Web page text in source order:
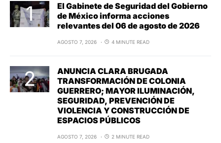
El Gabinete de Seguridad del Gobierno
de México informa acciones
relevantes del 06 de agosto de 2026
AGOSTO 7, 2026 4 MINUTE READ
ANUNCIA CLARA BRUGADA
TRANSFORMACIÓN DE COLONIA
GUERRERO; MAYOR ILUMINACIÓN,
SEGURIDAD, PREVENCIÓN DE
VIOLENCIA Y CONSTRUCCIÓN DE
ESPACIOS PÚBLICOS
AGOSTO 7, 2026 2 MINUTE READ